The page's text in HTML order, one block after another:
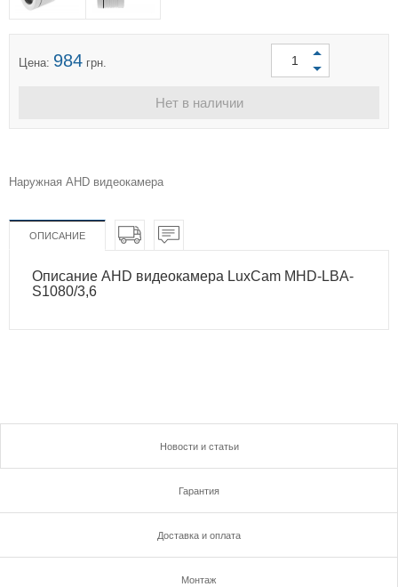
Цена: 984 грн.
Нет в наличии
Наружная AHD видеокамера
ОПИСАНИЕ
Описание AHD видеокамера LuxCam MHD-LBA-
S1080/3,6
Новости и статьи
Гарантия
Доставка и оплата
Монтаж